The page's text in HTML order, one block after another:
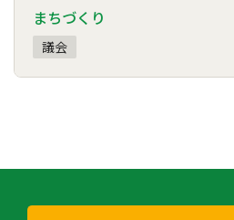
まちづくり
議会